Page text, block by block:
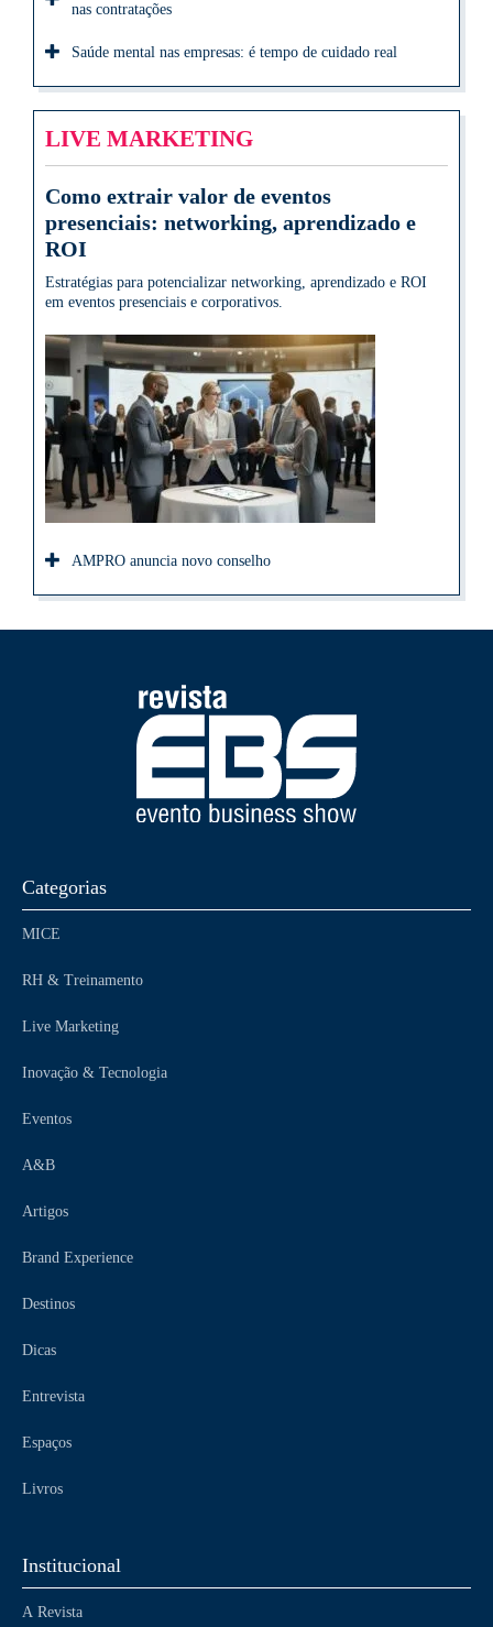
nas contratações
Saúde mental nas empresas: é tempo de cuidado real
LIVE MARKETING
Como extrair valor de eventos
presenciais: networking, aprendizado e
ROI
Estratégias para potencializar networking, aprendizado e ROI
em eventos presenciais e corporativos.
AMPRO anuncia novo conselho
Categorias
MICE
RH & Treinamento
Live Marketing
Inovação & Tecnologia
Eventos
A&B
Artigos
Brand Experience
Destinos
Dicas
Entrevista
Espaços
Livros
Institucional
A Revista